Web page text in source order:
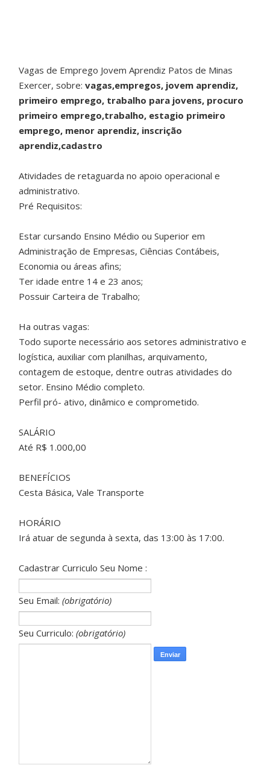
Vagas de Emprego Jovem Aprendiz Patos de Minas
Exercer, sobre:vagas,empregos, jovem aprendiz,
primeiro emprego, trabalho para jovens, procuro
primeiro emprego,trabalho, estagio primeiro
emprego, menor aprendiz, inscrição
aprendiz,cadastro
Atividades de retaguarda no apoio operacional e
administrativo.
Pré Requisitos:
Estar cursando Ensino Médio ou Superior em
Administração de Empresas, Ciências Contábeis,
Economia ou áreas afins;
Ter idade entre 14 e 23 anos;
Possuir Carteira de Trabalho;
Ha outras vagas:
Todo suporte necessário aos setores administrativo e
logística, auxiliar com planilhas, arquivamento,
contagem de estoque, dentre outras atividades do
setor. Ensino Médio completo.
Perfil pró- ativo, dinâmico e comprometido.
SALÁRIO
Até R$ 1.000,00
BENEFÍCIOS
Cesta Básica, Vale Transporte
HORÁRIO
Irá atuar de segunda à sexta, das 13:00 às 17:00.
Cadastrar Curriculo Seu Nome :
Seu Email:(obrigatório)
Seu Curriculo:(obrigatório)